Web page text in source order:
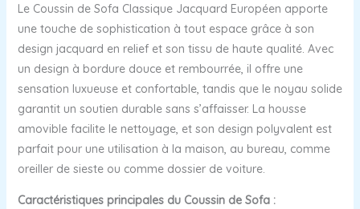
Le Coussin de Sofa Classique Jacquard Européen apporte
une touche de sophistication à tout espace grâce à son
design jacquard en relief et son tissu de haute qualité. Avec
un design à bordure douce et rembourrée, il offre une
sensation luxueuse et confortable, tandis que le noyau solide
garantit un soutien durable sans s’affaisser. La housse
amovible facilite le nettoyage, et son design polyvalent est
parfait pour une utilisation à la maison, au bureau, comme
oreiller de sieste ou comme dossier de voiture.
Caractéristiques principales du Coussin de Sofa :